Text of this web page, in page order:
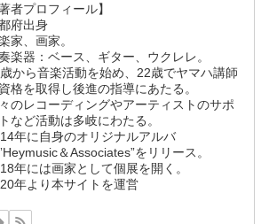
著者プロフィール】
府出身
家、画家。
楽器：ベース、ギター、ウクレレ。
から音楽活動を始め、22歳でヤマハ講師
格を取得し後進の指導にあたる。
のレコーディングやアーティストのサポ
など活動は多岐にわたる。
年に自身のオリジナルアルバ
＆Associates”をリリース。
年には画家として個展を開く。
年より本サイトを運営